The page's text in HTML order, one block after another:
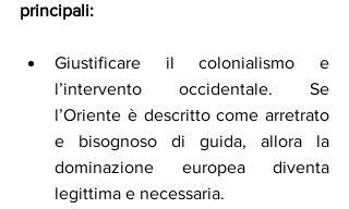
principali:
Giustificare il colonialismo e
l’intervento occidentale. Se
l’Oriente è descritto come arretrato
e bisognoso di guida, allora la
dominazione europea diventa
legittima e necessaria.